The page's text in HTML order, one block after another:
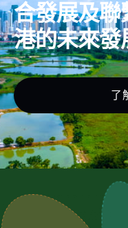
合發展及聯
港的未來發
了